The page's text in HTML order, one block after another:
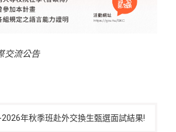
交流公告
2026年秋季班赴外交換生甄選面試結果!